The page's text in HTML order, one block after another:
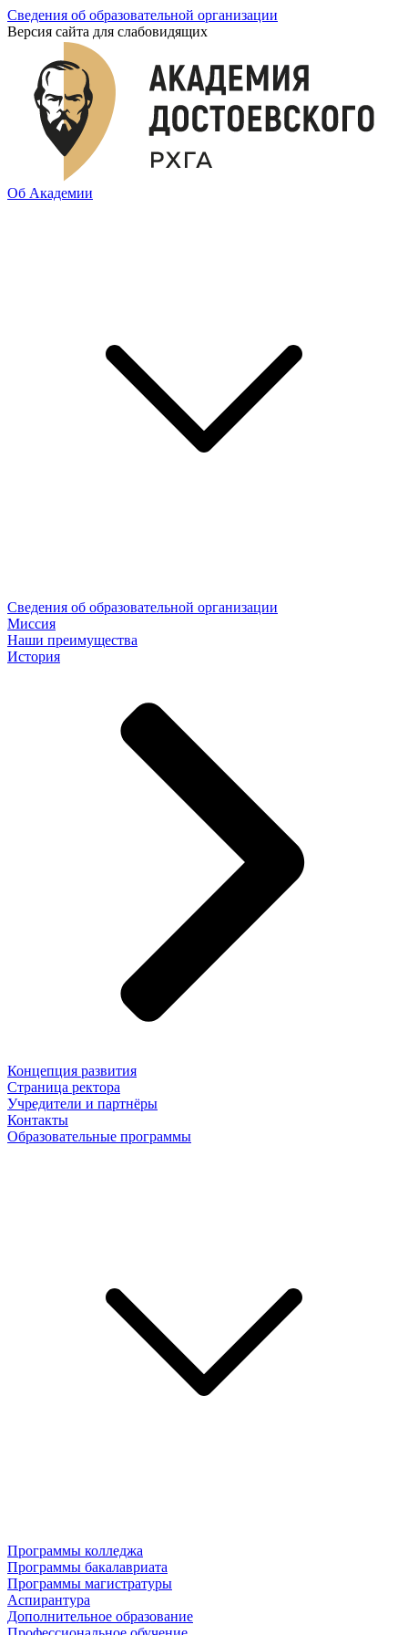
Сведения об образовательной организации
Версия сайта для слабовидящих
Об Академии
Сведения об образовательной организации
Миссия
Наши преимущества
История
Концепция развития
Страница ректора
Учредители и партнёры
Контакты
Образовательные программы
Программы колледжа
Программы бакалавриата
Программы магистратуры
Аспирантура
Дополнительное образование